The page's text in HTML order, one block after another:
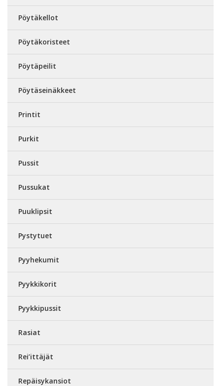
Pöytäkellot
Pöytäkoristeet
Pöytäpeilit
Pöytäseinäkkeet
Printit
Purkit
Pussit
Pussukat
Puuklipsit
Pystytuet
Pyyhekumit
Pyykkikorit
Pyykkipussit
Rasiat
Rei’ittäjät
Repäisykansiot